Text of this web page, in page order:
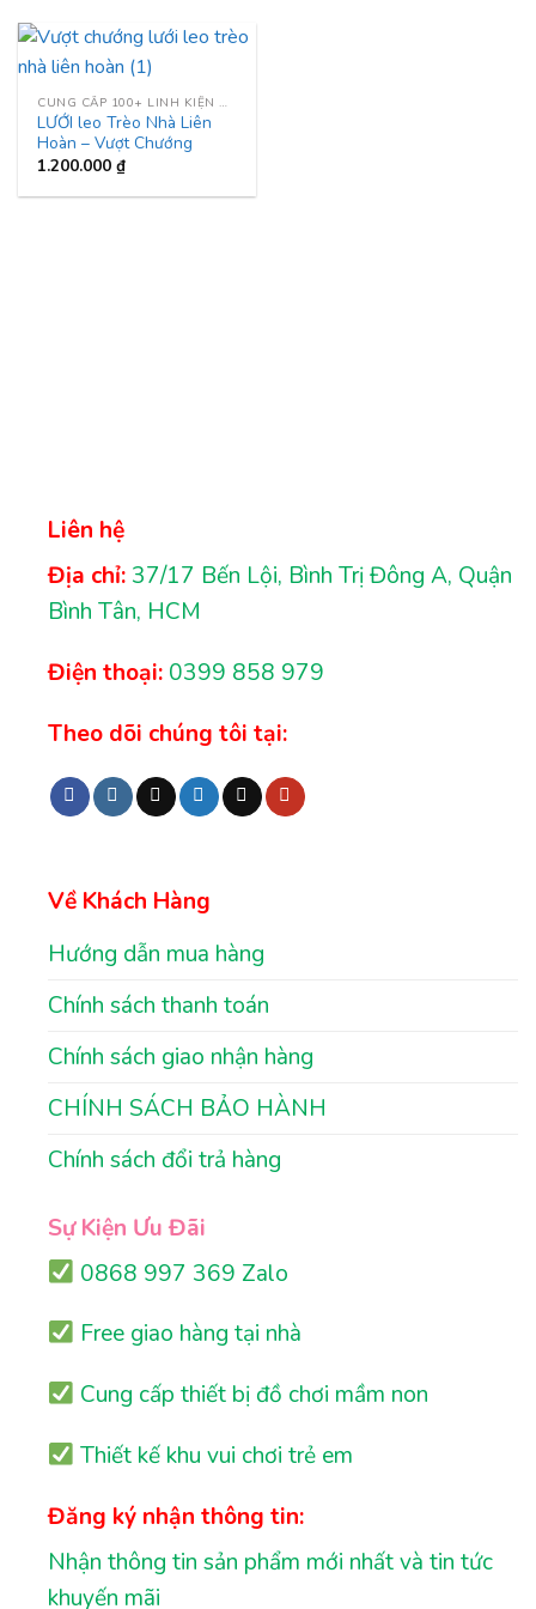
CUNG CẤP 100+ LINH KIỆN NHÀ LIÊN HOÀN
LƯỚI leo Trèo Nhà Liên
Hoàn – Vượt Chướng
1.200.000₫
Liên hệ
Địa chỉ: 37/17 Bến Lội, Bình Trị Đông A, Quận
Bình Tân, HCM
Điện thoại: 0399 858 979
Theo dõi chúng tôi tại:
Về Khách Hàng
Hướng dẫn mua hàng
Chính sách thanh toán
Chính sách giao nhận hàng
CHÍNH SÁCH BẢO HÀNH
Chính sách đổi trả hàng
Sự Kiện Ưu Đãi
0868 997 369 Zalo
Free giao hàng tại nhà
Cung cấp thiết bị đồ chơi mầm non
Thiết kế khu vui chơi trẻ em
Đăng ký nhận thông tin:
Nhận thông tin sản phẩm mới nhất và tin tức
khuyến mãi